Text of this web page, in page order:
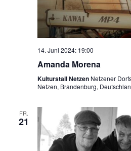
14. Juni 2024: 19:00
Amanda Morena
Kulturstall Netzen Netzener
Netzen, Brandenburg,
FR.
21